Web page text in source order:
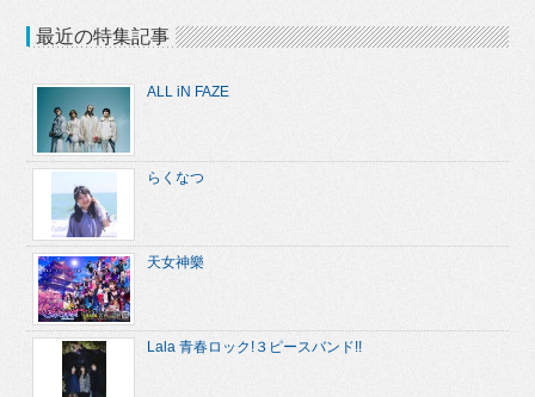
最近の特集記事
ALL iN FAZE
らくなつ
天女神樂
Lala 青春ロック!３ピースバンド!!